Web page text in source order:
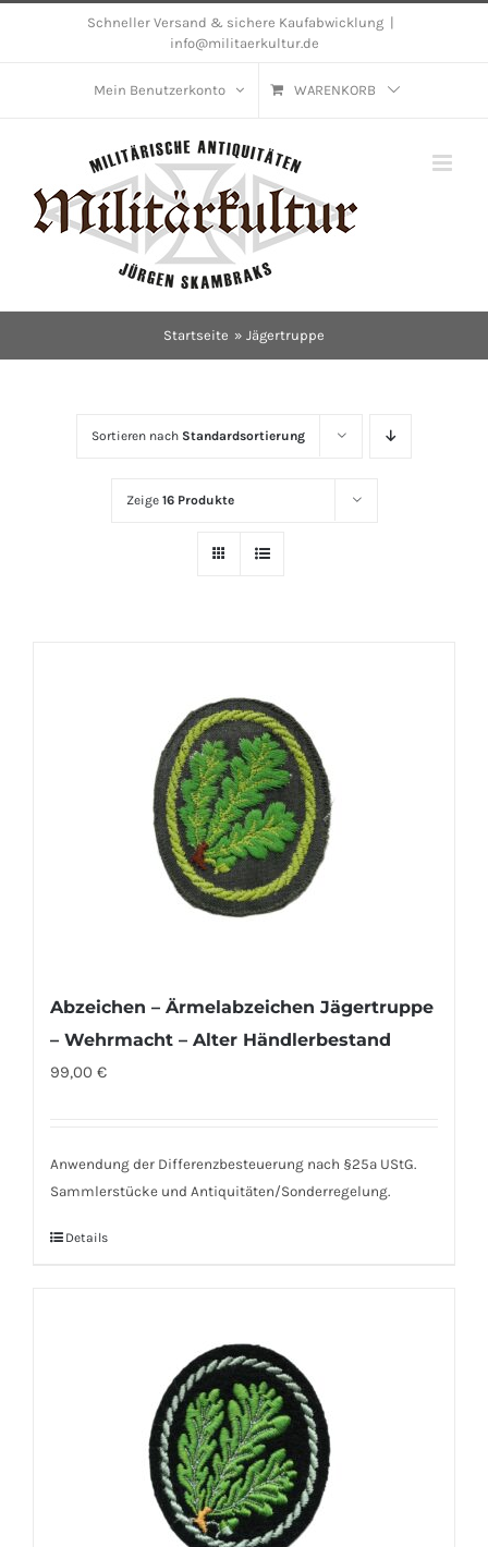
Schneller Versand & sichere Kaufabwicklung
info@militaerkultur.de
Mein Benutzerkonto WARENKORB
Startseite Jägertruppe
Sortieren nach Standardsortierung
Zeige 16 Produkte
Abzeichen – Ärmelabzeichen Jägertruppe
– Wehrmacht – Alter Händlerbestand
99,00 €
Anwendung der Differenzbesteuerung nach §25a UStG.
Sammlerstücke und Antiquitäten/Sonderregelung.
Details